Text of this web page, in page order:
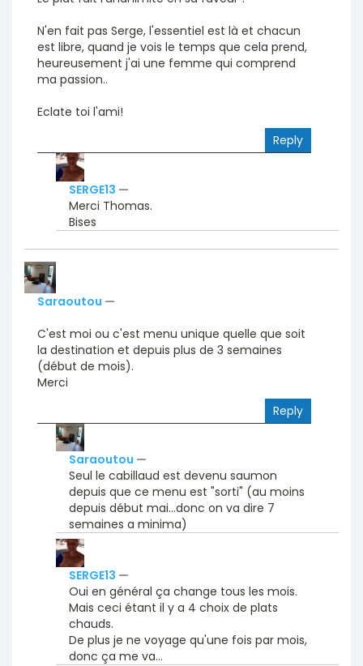
N'en fait pas Serge, l'essentiel est là et chacun
est libre, quand je vois le temps que cela prend,
heureusement j'ai une femme qui comprend
ma passion..
Eclate toi l'ami!
Reply
SERGE13 —
Merci Thomas.
Bises
Saraoutou —
C'est moi ou c'est menu unique quelle que soit
la destination et depuis plus de 3 semaines
(début de mois).
Merci
Reply
Saraoutou —
Seul le cabillaud est devenu saumon
depuis que ce menu est "sorti" (au moins
depuis début mai...donc on va dire 7
semaines a minima)
SERGE13 —
Oui en général ça change tous les mois.
Mais ceci étant il y a 4 choix de plats
chauds.
De plus je ne voyage qu'une fois par mois,
donc ça me va...